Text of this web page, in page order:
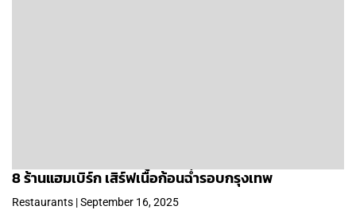
8 ร้านแฮมเบิร์ก เสิร์ฟเนื้อก้อนฉ่ำรอบกรุงเทพ
Restaurants | September 16, 2025